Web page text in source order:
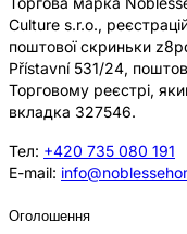
Culture s.r.o.,
поштової скриньки
Přístavní 531/24,
Торговому реєстрі,
вкладка 327546.
Тел: +420 735 080 191
E-mail:
Оголошення